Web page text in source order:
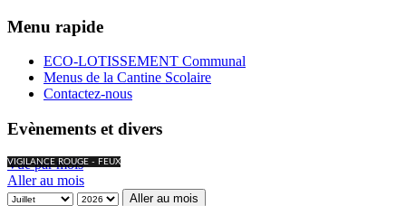
Menu rapide
ECO-LOTISSEMENT Communal
Menus de la Cantine Scolaire
Contactez-nous
Evènements et divers
VIGILANCE ROUGE - FEUX
Vue par mois
Aller au mois
Aller au mois